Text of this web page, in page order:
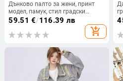
Дънково палто за жени, принт
модел, памук, стил градски
пътувания
59.51 €/116.39 лв
add_shopping_cart